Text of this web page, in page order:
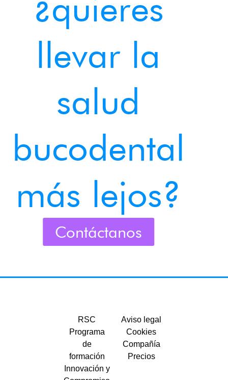
¿quieres
llevar la
salud
bucodental
más lejos?
Contáctanos
RSC
Programa
de
formación
Innovación y
Aviso legal
Cookies
Compañía
Precios